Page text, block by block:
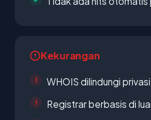
Kekurangan
WHOIS dilindungi privasi
Registrar berbasis di